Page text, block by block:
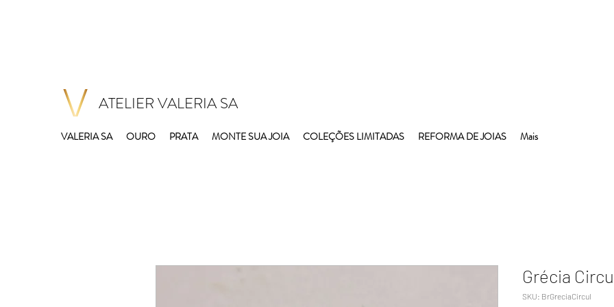
ATELIER VALERIA SA
VALERIA SA OURO PRATA MONTE SUA JOIA COLEÇÕES LIMITADAS REFORMA DE JOIAS Mais
Grécia
SKU: BrGreciaCircul